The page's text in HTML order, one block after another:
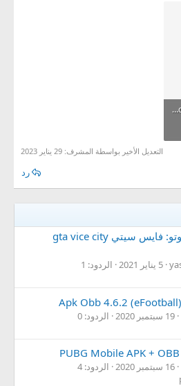
pro_evolution_soccer_241994.jar
التعديل الأخير بواسطة المشرف: 29 يناير 2023
رد
تحميل لعبة جراند ثفت أوتو: فايس سيتي gta vice city
5 يناير 2021
الردود: 1
19 سبتمبر 2020
الردود: 0
16 سبتمبر 2020
الردود: 4